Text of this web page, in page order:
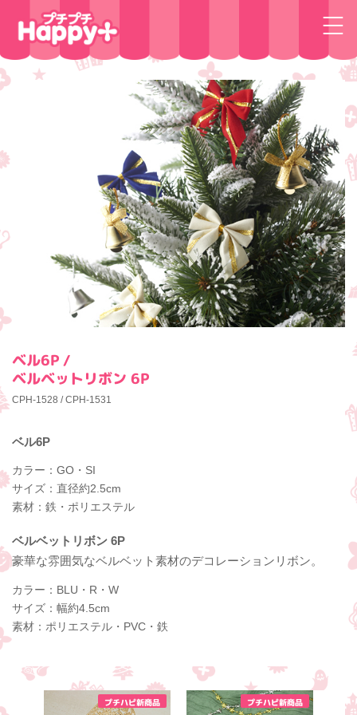
ベル6P /
ベルベットリボン 6P
CPH-1528 / CPH-1531
ベル6P
カラー：GO・SI
サイズ：直径約2.5cm
素材：鉄・ポリエステル
ベルベットリボン 6P
豪華な雰囲気なベルベット素材のデコレーションリボン。
カラー：BLU・R・W
サイズ：幅約4.5cm
素材：ポリエステル・PVC・鉄
プチハピ新商品 プチハピ新商品